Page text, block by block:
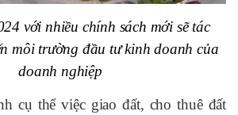
với nhiều chính sách mới sẽ tác
môi trường đầu tư kinh doanh của
doanh nghiệp
cụ thể việc giao đất, cho thuê đất